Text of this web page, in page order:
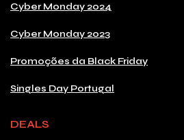
Cyber Monday 2024
Cyber Monday 2023
Promoções da Black Friday
Singles Day Portugal
DEALS